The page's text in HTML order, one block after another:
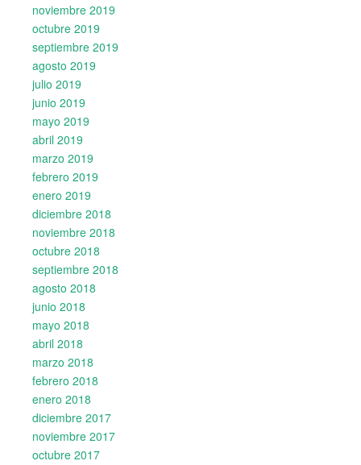
noviembre 2019
octubre 2019
septiembre 2019
agosto 2019
julio 2019
junio 2019
mayo 2019
abril 2019
marzo 2019
febrero 2019
enero 2019
diciembre 2018
noviembre 2018
octubre 2018
septiembre 2018
agosto 2018
junio 2018
mayo 2018
abril 2018
marzo 2018
febrero 2018
enero 2018
diciembre 2017
noviembre 2017
octubre 2017